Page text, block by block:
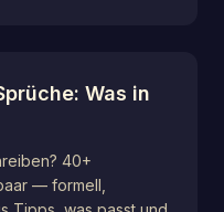
Was in
40+
— formell,